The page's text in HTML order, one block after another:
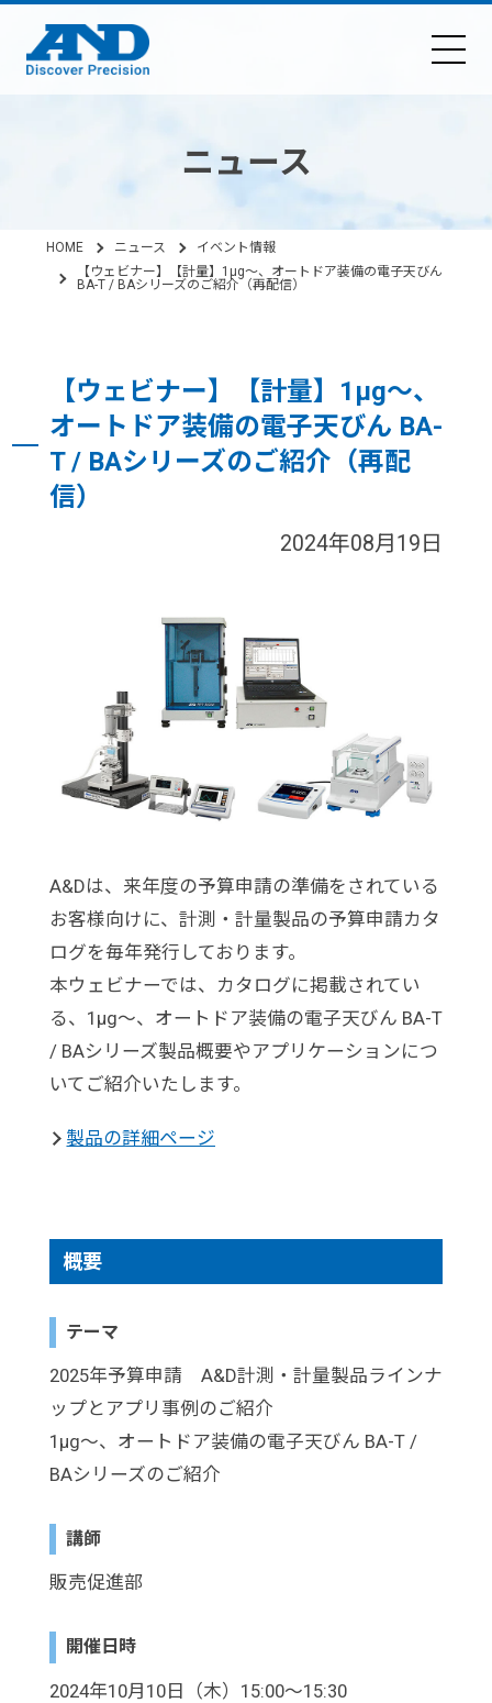
ニュース
HOME ニュース
イベント情報
【ウェビナー】【計量】1μg～、オートドア装備の電子天びん
BA-T / BAシリーズのご紹介（再配信）
【ウェビナー】【計量】1μg～、
オートドア装備の電子天びん BA-
T / BAシリーズのご紹介（再配
信）
2024年08月19日
A&Dは、来年度の予算申請の準備をされている
お客様向けに、計測・計量製品の予算申請カタ
ログを毎年発行しております。
本ウェビナーでは、カタログに掲載されてい
る、1μg～、オートドア装備の電子天びん BA-T
/ BAシリーズ製品概要やアプリケーションにつ
いてご紹介いたします。
製品の詳細ページ
概要
テーマ
2025年予算申請 A&D計測・計量製品ラインナ
ップとアプリ事例のご紹介
1μg～、オートドア装備の電子天びん BA-T /
BAシリーズのご紹介
講師
販売促進部
開催日時
2024年10月10日（木）15:00～15:30